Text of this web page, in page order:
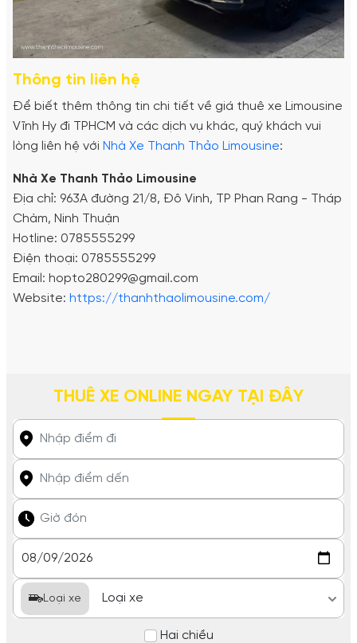
Thông tin liên hệ
Để biết thêm thông tin chi tiết về giá thuê xe Limousine
Vĩnh Hy đi TPHCM và các dịch vụ khác, quý khách vui
lòng liên hệ với Nhà Xe Thanh Thảo Limousine:
Nhà Xe Thanh Thảo Limousine
Địa chỉ: 963A đường 21/8, Đô Vinh, TP Phan Rang - Tháp
Chàm, Ninh Thuận
Hotline: 0785555299
Điện thoại: 0785555299
Email: hopto280299@gmail.com
Website: https://thanhthaolimousine.com/
THUÊ XE ONLINE NGAY TẠI ĐÂY
Loại xe
Hai chiều